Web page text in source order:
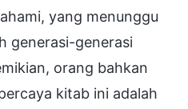
yang menunggu
generasi-generasi
orang bahkan
kitab ini adalah